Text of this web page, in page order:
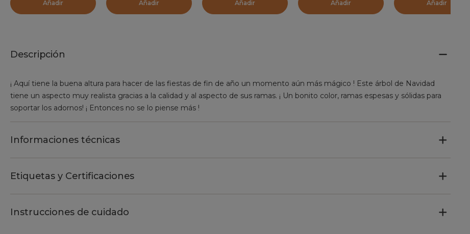
Añadir Añadir Añadir Añadir Añadir
Descripción
¡ Aquí tiene la buena altura para hacer de las fiestas de fin de año un momento aún más mágico ! Este árbol de Navidad
tiene un aspecto muy realista gracias a la calidad y al aspecto de sus ramas. ¡ Un bonito color, ramas espesas y sólidas para
soportar los adornos! ¡ Entonces no se lo piense más !
Informaciones técnicas
Etiquetas y Certificaciones
Instrucciones de cuidado